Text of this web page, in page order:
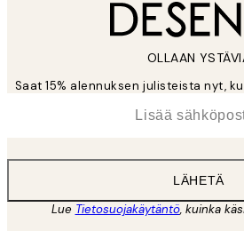
OLLAAN
Saat 15% alennuksen julisteista nyt,
LÄHETÄ
Lue Tietosuojakäytäntö, kuinka